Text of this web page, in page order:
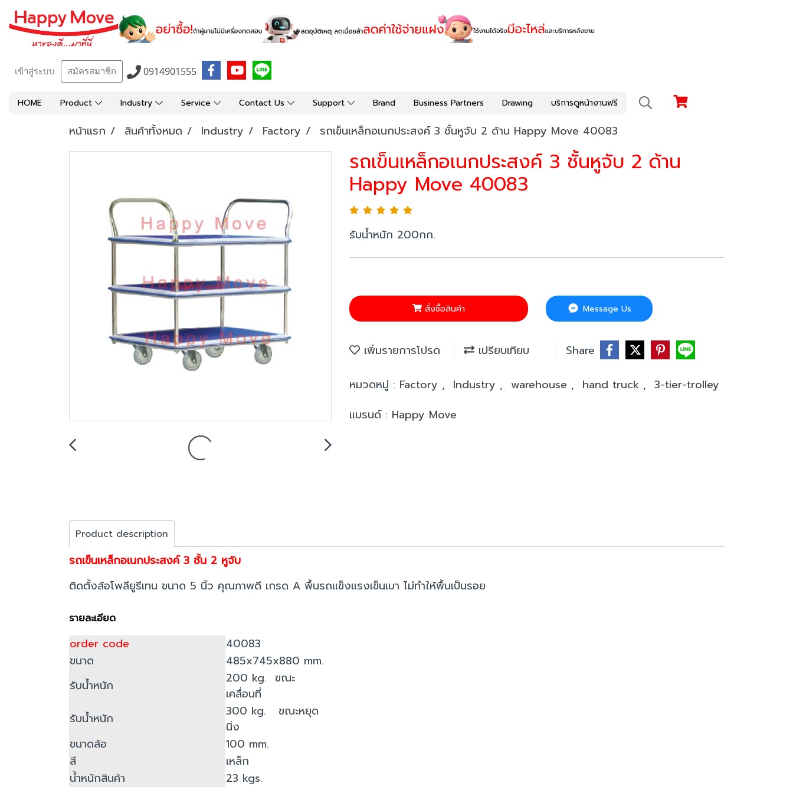
เข้าสู่ระบบ สมัครสมาชิก 0914901555
HOME Product Industry Service Contact Us Support Brand Business Partners Drawing บริการดูหน้างานฟรี
หน้าแรก สินค้าทั้งหมด Industry Factory รถเข็นเหล็กอเนกประสงค์ 3 ชั้นหูจับ 2 ด้าน Happy Move 40083
รถเข็นเหล็กอเนกประสงค์ 3 ชั้นหูจับ 2 ด้าน
Happy Move 40083
รับน้ำหนัก 200กก.
สั่งซื้อสินค้า Message Us
เพิ่มรายการโปรด เปรียบเทียบ Share
หมวดหมู่ : Factory , Industry , warehouse , hand truck , 3-tier-trolley
แบรนด์ : Happy Move
Product description
รถเข็นเหล็กอเนกประสงค์ 3 ชั้น 2 หูจับ
ติดตั้งล้อโพลียูรีเทน ขนาด 5 นิ้ว คุณภาพดี เกรด A พื้นรถแข็งแรงเข็นเบา ไม่ทำให้พื้นเป็นรอย
รายละเอียด
order code
40083
ขนาด
485x745x880 mm.
รับน้ำหนัก
200 kg. ขณะ
เคลื่อนที่
รับน้ำหนัก
300 kg. ขณะหยุด
นิ่ง
ขนาดล้อ
100 mm.
สี
เหล็ก
น้ำหนักสินค้า
23 kgs.